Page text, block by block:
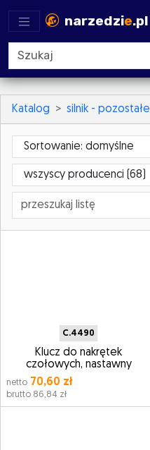
narzedzie.pl
Katalog silnik - pozostałe
Sortowanie
ProducerId
C.4490
Klucz do nakrętek
czołowych, nastawny
netto 70,60 zł
brutto 86,84 zł